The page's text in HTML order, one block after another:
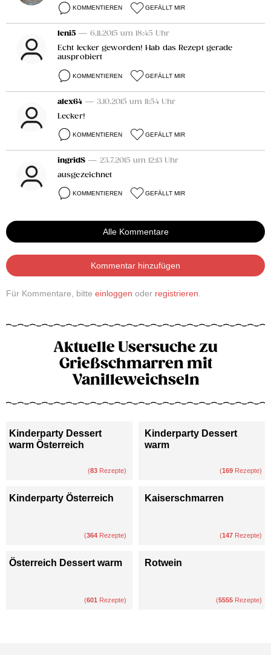
KOMMENTIEREN GEFÄLLT MIR
leni5 — 6.11.2015 um 18:45 Uhr
Echt lecker geworden! Hab das Rezept gerade
ausprobiert
KOMMENTIEREN GEFÄLLT MIR
alex64 — 3.10.2015 um 11:54 Uhr
Lecker!
KOMMENTIEREN GEFÄLLT MIR
ingridS — 23.7.2015 um 12:13 Uhr
ausgezeichnet
KOMMENTIEREN GEFÄLLT MIR
Alle Kommentare
Kommentar hinzufügen
Für Kommentare, bitte einloggen oder registrieren
Aktuelle Usersuche zu
Grießschmarren mit
Vanilleweichseln
Kinderparty Dessert
warm Österreich
(83 Rezepte)
Kinderparty Dessert
warm
(169 Rezepte)
Kinderparty Österreich
(364 Rezepte)
Kaiserschmarren
(147 Rezepte)
Österreich Dessert warm
(601 Rezepte)
Rotwein
(5555 Rezepte)